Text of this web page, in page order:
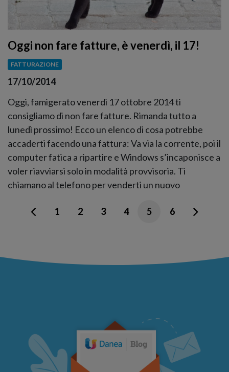
Oggi non fare fatture, è venerdì, il 17!
FATTURAZIONE
17/10/2014
Oggi, famigerato venerdì 17 ottobre 2014 ti
consigliamo di non fare fatture. Rimanda tutto a
lunedì prossimo! Ecco un elenco di cosa potrebbe
accaderti facendo una fattura: Va via la corrente, poi il
computer fatica a ripartire e Windows s’incaponisce a
voler riavviarsi solo in modalità provvisoria. Ti
chiamano al telefono per venderti un nuovo
1 2 3 4 5 6